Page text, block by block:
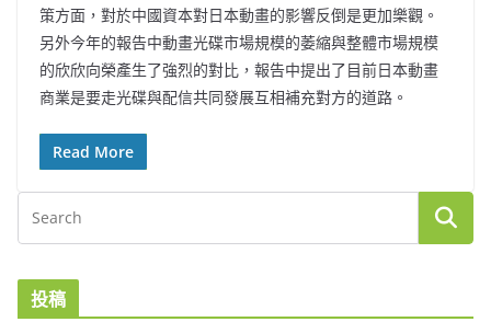
策方面，對於中國資本對日本動畫的影響反倒是更加樂觀。
另外今年的報告中動畫光碟市場規模的萎縮與整體市場規模
的欣欣向榮產生了強烈的對比，報告中提出了目前日本動畫
商業是要走光碟與配信共同發展互相補充對方的道路。
Read More
投稿